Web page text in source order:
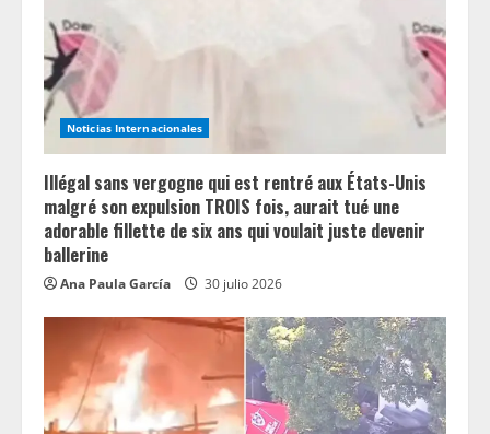
a
d
i
n
g
Noticias Internacionales
Illégal sans vergogne qui est rentré aux États-Unis
malgré son expulsion TROIS fois, aurait tué une
adorable fillette de six ans qui voulait juste devenir
ballerine
Ana Paula García 30 julio 2026